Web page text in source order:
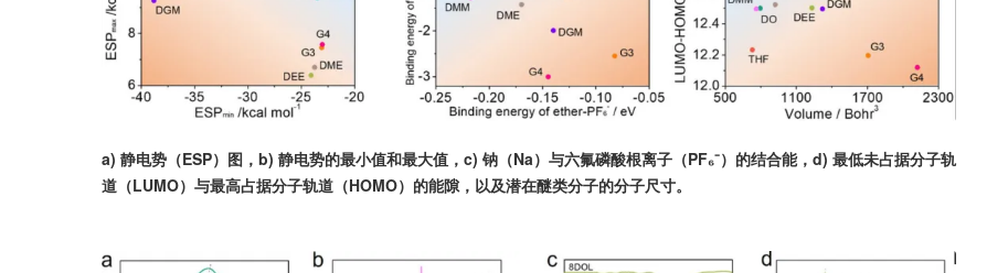
a) 静电势（ESP）图，b) 静电势的最小值和最大值，c) 钠（Na）与六氟磷酸根离子（PF₆⁻）的结合能，d) 最低未占据分子轨
道（LUMO）与最高占据分子轨道（HOMO）的能隙，以及潜在醚类分子的分子尺寸。